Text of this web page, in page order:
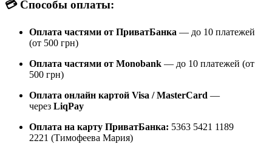
💳 Способы оплаты:
Оплата частями от ПриватБанка — до 10 платежей
(от 500 грн)
Оплата частями от Monobank — до 10 платежей (от
500 грн)
Оплата онлайн картой Visa / MasterCard —
через LiqPay
Оплата на карту ПриватБанка: 5363 5421 1189
2221 (Тимофеева Мария)